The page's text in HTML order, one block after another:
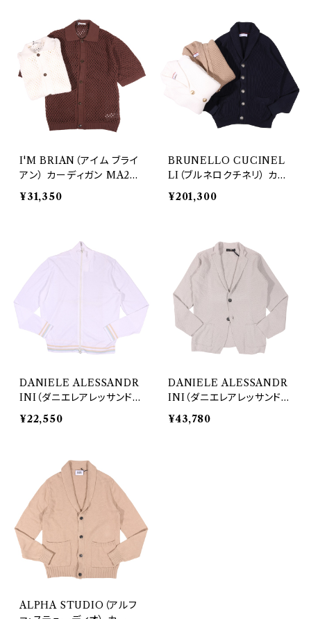
I'M BRIAN（アイム ブライ
アン） カーディガン MA281
0 32911
¥31,350
BRUNELLO CUCINEL
LI（ブルネロクチネリ） カー
ディガン M2W706006 33
270
¥201,300
DANIELE ALESSANDR
INI（ダニエレアレッサンドリ
ーニ） カーディガン 11/121
R2402 31208
¥22,550
DANIELE ALESSANDR
INI（ダニエレアレッサンドリ
ーニ） カーディガン Giacc
a monopett 31619
¥43,780
ALPHA STUDIO（アルフ